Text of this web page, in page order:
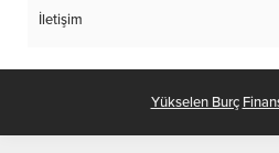
İletişim
Yükselen Burç